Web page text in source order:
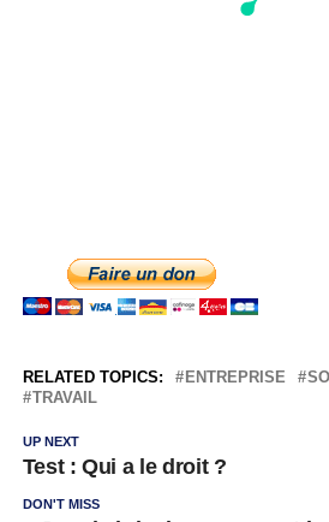
RELATED TOPICS: ENTREPRISE
TRAVAIL
UP NEXT
Test : Qui a le droit ?
DON'T MISS